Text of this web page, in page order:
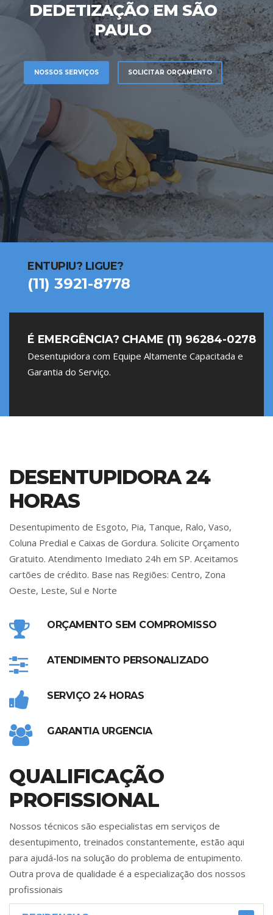
DEDETIZAÇÃO EM SÃO
PAULO
NOSSOS SERVIÇOS SOLICITAR ORÇAMENTO
ENTUPIU? LIGUE?
(11) 3921-8778
É EMERGÊNCIA? CHAME (11) 96284-0278
Desentupidora com Equipe Altamente Capacitada e
Garantia do Serviço.
DESENTUPIDORA 24
HORAS
Desentupimento de Esgoto, Pia, Tanque, Ralo, Vaso,
Coluna Predial e Caixas de Gordura. Solicite Orçamento
Gratuito. Atendimento Imediato 24h em SP. Aceitamos
cartões de crédito. Base nas Regiões: Centro, Zona
Oeste, Leste, Sul e Norte
ORÇAMENTO SEM COMPROMISSO
ATENDIMENTO PERSONALIZADO
SERVIÇO 24 HORAS
GARANTIA URGENCIA
QUALIFICAÇÃO
PROFISSIONAL
Nossos técnicos são especialistas em serviços de
desentupimento, treinados constantemente, estão aqui
para ajudá-los na solução do problema de entupimento.
Outra prova de qualidade é a especialização dos nossos
profissionais